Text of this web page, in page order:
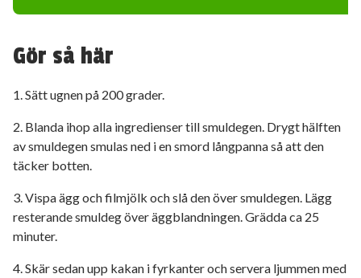
Gör så här
1. Sätt ugnen på 200 grader.
2. Blanda ihop alla ingredienser till smuldegen. Drygt hälften
av smuldegen smulas ned i en smord långpanna så att den
täcker botten.
3. Vispa ägg och filmjölk och slå den över smuldegen. Lägg
resterande smuldeg över äggblandningen. Grädda ca 25
minuter.
4. Skär sedan upp kakan i fyrkanter och servera ljummen med